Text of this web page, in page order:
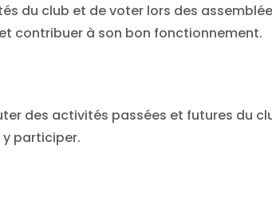
du club et de voter lors des
contribuer à son bon fonctionnement.
des activités passées et futures du
y participer.